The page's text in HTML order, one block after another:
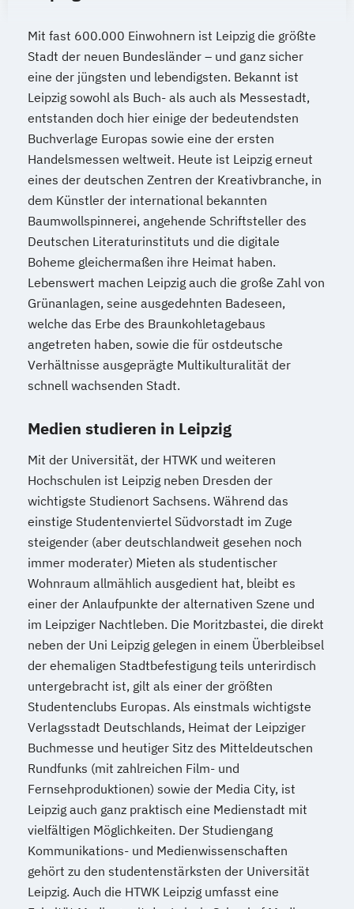
Mit fast 600.000 Einwohnern ist Leipzig die größte
Stadt der neuen Bundesländer – und ganz sicher
eine der jüngsten und lebendigsten. Bekannt ist
Leipzig sowohl als Buch- als auch als Messestadt,
entstanden doch hier einige der bedeutendsten
Buchverlage Europas sowie eine der ersten
Handelsmessen weltweit. Heute ist Leipzig erneut
eines der deutschen Zentren der Kreativbranche, in
dem Künstler der international bekannten
Baumwollspinnerei, angehende Schriftsteller des
Deutschen Literaturinstituts und die digitale
Boheme gleichermaßen ihre Heimat haben.
Lebenswert machen Leipzig auch die große Zahl von
Grünanlagen, seine ausgedehnten Badeseen,
welche das Erbe des Braunkohletagebaus
angetreten haben, sowie die für ostdeutsche
Verhältnisse ausgeprägte Multikulturalität der
schnell wachsenden Stadt.
Medien studieren in Leipzig
Mit der Universität, der HTWK und weiteren
Hochschulen ist Leipzig neben Dresden der
wichtigste Studienort Sachsens. Während das
einstige Studentenviertel Südvorstadt im Zuge
steigender (aber deutschlandweit gesehen noch
immer moderater) Mieten als studentischer
Wohnraum allmählich ausgedient hat, bleibt es
einer der Anlaufpunkte der alternativen Szene und
im Leipziger Nachtleben. Die Moritzbastei, die direkt
neben der Uni Leipzig gelegen in einem Überbleibsel
der ehemaligen Stadtbefestigung teils unterirdisch
untergebracht ist, gilt als einer der größten
Studentenclubs Europas. Als einstmals wichtigste
Verlagsstadt Deutschlands, Heimat der Leipziger
Buchmesse und heutiger Sitz des Mitteldeutschen
Rundfunks (mit zahlreichen Film- und
Fernsehproduktionen) sowie der Media City, ist
Leipzig auch ganz praktisch eine Medienstadt mit
vielfältigen Möglichkeiten. Der Studiengang
Kommunikations- und Medienwissenschaften
gehört zu den studentenstärksten der Universität
Leipzig. Auch die HTWK Leipzig umfasst eine